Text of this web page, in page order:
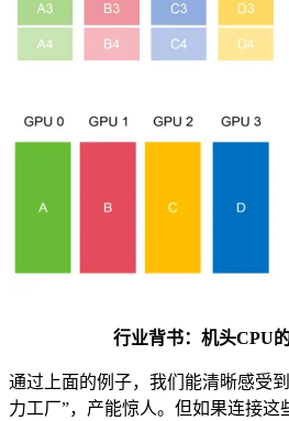
行业背书：机头CPU
通过上面的例子，我们能清晰感受
力工厂”，产能惊人。但如果连接这